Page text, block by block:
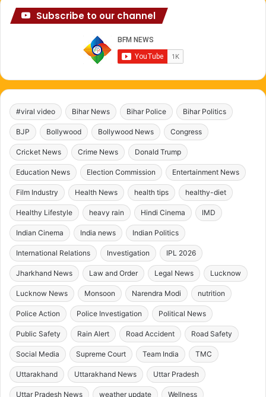
Subscribe to our channel
#viral video Bihar News Bihar Police Bihar Politics
BJP Bollywood Bollywood News Congress
Cricket News Crime News Donald Trump
Education News Election Commission Entertainment News
Film Industry Health News health tips healthy-diet
Healthy Lifestyle heavy rain Hindi Cinema IMD
Indian Cinema India news Indian Politics
International Relations Investigation IPL 2026
Jharkhand News Law and Order Legal News Lucknow
Lucknow News Monsoon Narendra Modi nutrition
Police Action Police Investigation Political News
Public Safety Rain Alert Road Accident Road Safety
Social Media Supreme Court Team India TMC
Uttarakhand Uttarakhand News Uttar Pradesh
Uttar Pradesh News weather update Wellness